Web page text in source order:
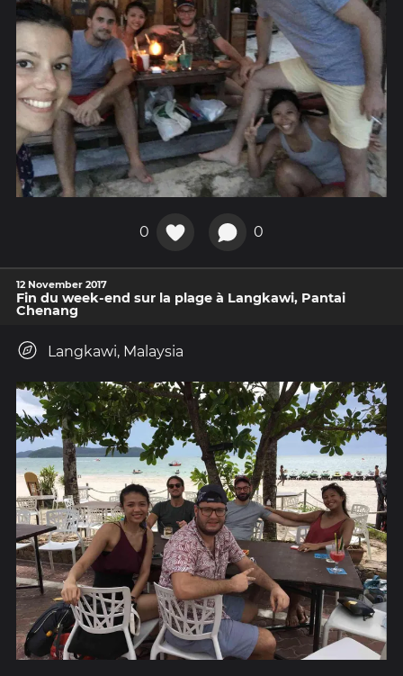
0 0
12 November 2017
Fin du week-end sur la plage à Langkawi, Pantai
Chenang
Langkawi, Malaysia